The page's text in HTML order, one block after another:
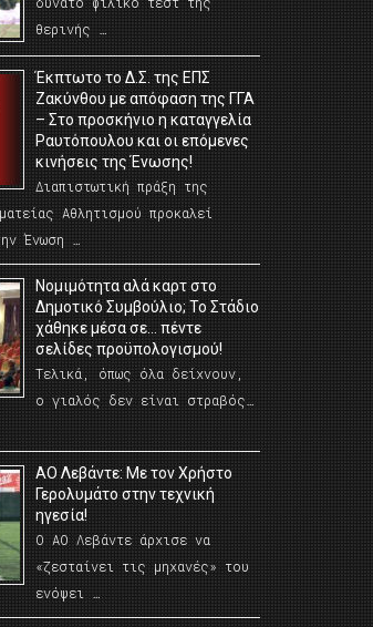
θερινής …
Έκπτωτο το Δ.Σ. της ΕΠΣ
Ζακύνθου με απόφαση της ΓΓΑ
– Στο προσκήνιο η καταγγελία
Ραυτόπουλου και οι επόμενες
κινήσεις της Ένωσης!
Διαπιστωτική πράξη της
Αθλητισμού προκαλεί
Ένωση …
Νομιμότητα αλά καρτ στο
Δημοτικό Συμβούλιο; Το Στάδιο
χάθηκε μέσα σε… πέντε
σελίδες προϋπολογισμού!
Τελικά, όπως όλα δείχνουν,
ο γιαλός δεν είναι στραβός…
ΑΟ Λεβάντε: Με τον Χρήστο
Γερολυμάτο στην τεχνική
ηγεσία!
Ο ΑΟ Λεβάντε άρχισε να
«ζεσταίνει τις μηχανές» του
ενόψει …